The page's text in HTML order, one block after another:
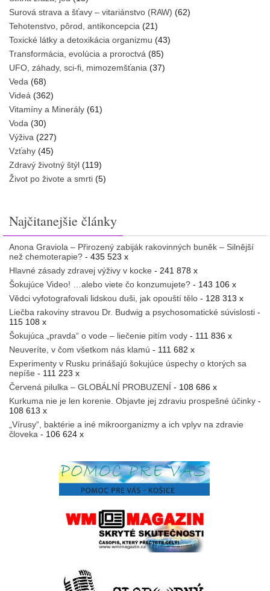
Surová strava a šťavy – vitariánstvo (RAW) (62)
Tehotenstvo, pôrod, antikoncepcia (21)
Toxické látky a detoxikácia organizmu (43)
Transformácia, evolúcia a proroctvá (85)
UFO, záhady, sci-fi, mimozemšťania (37)
Veda (68)
Videá (362)
Vitamíny a Minerály (61)
Voda (30)
Výživa (227)
Vzťahy (45)
Zdravý životný štýl (119)
Život po živote a smrti (5)
Najčitanejšie články
Anona Graviola – Přirozený zabiják rakovinných buněk – Silnější
než chemoterapie? - 435 523 x
Hlavné zásady zdravej výživy v kocke - 241 878 x
Šokujúce Video! …alebo viete čo konzumujete? - 143 106 x
Vědci vyfotografovali lidskou duši, jak opouští tělo - 128 313 x
Liečba rakoviny stravou Dr. Budwig a psychosomatické súvislosti -
115 108 x
Šokujúca „pravda“ o vode – liečenie pitím vody - 111 836 x
Neuveríte, v čom všetkom nás klamú - 111 682 x
Experimenty v Rusku prinášajú šokujúce úspechy o ktorých sa
nepíše - 111 223 x
Červená pilulka – GLOBÁLNÍ PROBUZENÍ - 108 686 x
Kurkuma nie je len korenie. Objavte jej zdraviu prospešné účinky -
108 613 x
„Vírusy“, baktérie a iné mikroorganizmy a ich vplyv na zdravie
človeka - 106 624 x